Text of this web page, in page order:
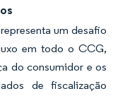
um desafio
em todo o CCG,
do consumidor e os
de fiscalização